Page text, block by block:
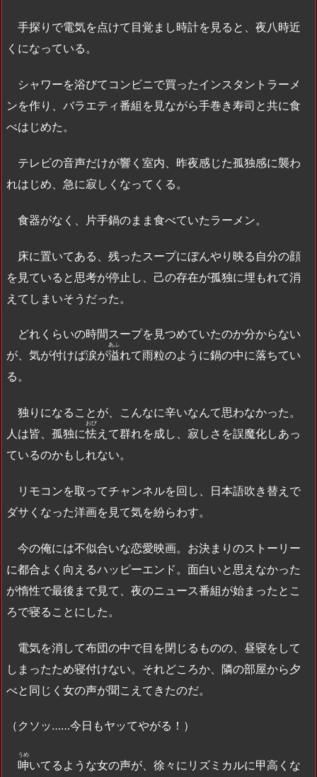
手探りで電気を点けて目覚まし時計を見ると、夜八時近
くになっている。
シャワーを浴びてコンビニで買ったインスタントラーメ
ンを作り、バラエティ番組を見ながら手巻き寿司と共に食
べはじめた。
テレビの音声だけが響く室内、昨夜感じた孤独感に襲わ
れはじめ、急に寂しくなってくる。
食器がなく、片手鍋のまま食べていたラーメン。
床に置いてある、残ったスープにぼんやり映る自分の顔
を見ていると思考が停止し、己の存在が孤独に埋もれて消
えてしまいそうだった。
どれくらいの時間スープを見つめていたのか分からない
が、気が付けば涙が溢
あふ
れて雨粒のように鍋の中に落ちてい
る。
独りになることが、こんなに辛いなんて思わなかった。
人は皆、孤独に怯
おび
えて群れを成し、寂しさを誤魔化しあっ
ているのかもしれない。
リモコンを取ってチャンネルを回し、日本語吹き替えで
ダサくなった洋画を見て気を紛らわす。
今の俺には不似合いな恋愛映画。お決まりのストーリー
に都合よく向えるハッピーエンド。面白いと思えなかった
が惰性で最後まで見て、夜のニュース番組が始まったとこ
ろで寝ることにした。
電気を消して布団の中で目を閉じるものの、昼寝をして
しまったため寝付けない。それどころか、隣の部屋から夕
べと同じく女の声が聞こえてきたのだ。
（クソッ……今日もヤッてやがる！）
呻
うめ
いてるような女の声が、徐々にリズミカルに甲高くな